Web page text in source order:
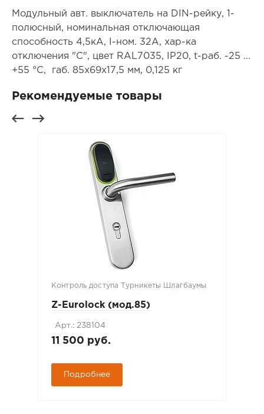
Модульный авт. выключатель на DIN-рейку, 1-
полюсный, номинальная отключающая
способность 4,5кА, I-ном. 32А, хар-ка
отключения "С", цвет RAL7035, IP20, t-раб. -25 ...
+55 °С, габ. 85х69х17,5 мм, 0,125 кг
Рекомендуемые товары
Контроль доступа Турникеты Шлагбаумы
Z-Eurolock (мод.85)
Арт.: 238104
11 500 руб.
Подробнее